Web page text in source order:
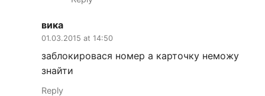
вика
01.03.2015 at 14:50
заблокировася номер а карточку неможу
знайти
Reply